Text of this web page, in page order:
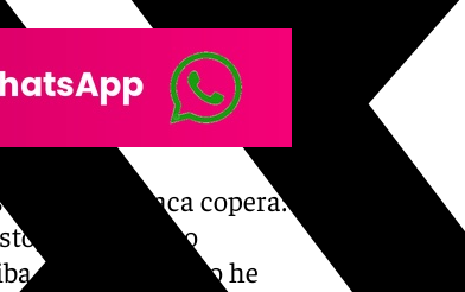
por la resaca copera:
ocupado, no
a estar. Ya os lo he